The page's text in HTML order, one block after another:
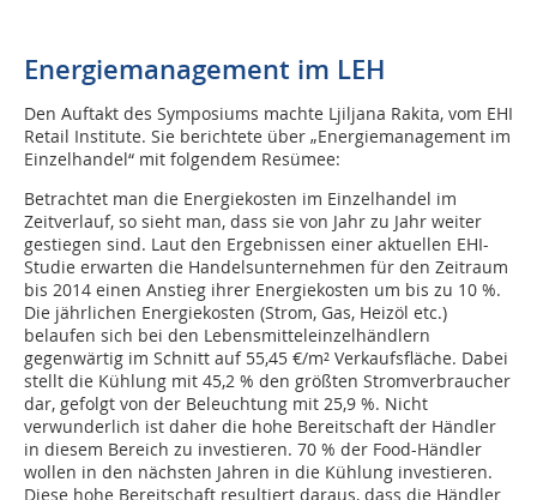
Energiemanagement im LEH
Den Auftakt des Symposiums machte Ljiljana Rakita, vom EHI
Retail Institute. Sie berichtete über „Energiemanagement im
Einzelhandel“ mit folgendem Resümee:
Betrachtet man die Energiekosten im Einzelhandel im
Zeitverlauf, so sieht man, dass sie von Jahr zu Jahr weiter
gestiegen sind. Laut den Ergebnissen einer aktuellen EHI-
Studie erwarten die Handelsunternehmen für den Zeitraum
bis 2014 einen Anstieg ihrer Energiekosten um bis zu 10 %.
Die jährlichen Energiekosten (Strom, Gas, Heizöl etc.)
belaufen sich bei den Lebensmitteleinzelhändlern
gegenwärtig im Schnitt auf 55,45 €/m² Verkaufsfläche. Dabei
stellt die Kühlung mit 45,2 % den größten Stromverbraucher
dar, gefolgt von der Beleuchtung mit 25,9 %. Nicht
verwunderlich ist daher die hohe Bereitschaft der Händler
in diesem Bereich zu investieren. 70 % der Food-Händler
wollen in den nächsten Jahren in die Kühlung investieren.
Diese hohe Bereitschaft resultiert daraus, dass die Händler